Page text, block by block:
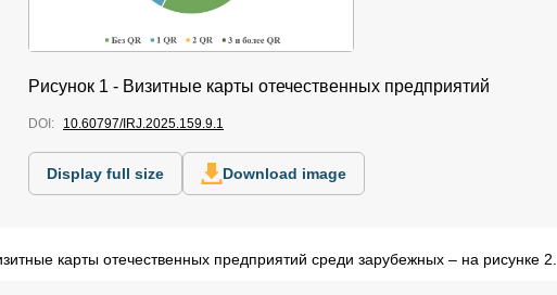
Рисунок 1 - Визитные карты отечественных предприятий
DOI: 10.60797/IRJ.2025.159.9.1
Display full size Download image
карты отечественных предприятий среди зарубежных – на рисунке 2.